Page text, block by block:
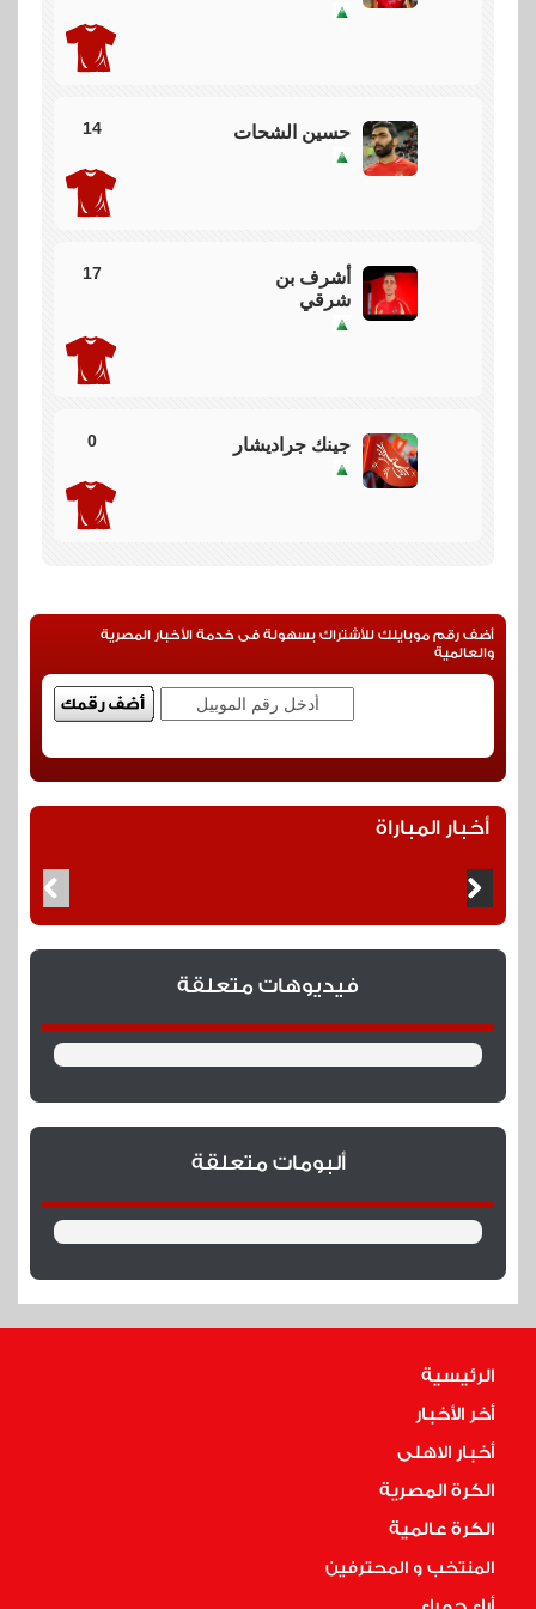
تقنية الفيديو تاكد الهدف
باللميراس يسجل هدف من المخالفة بعد كرة خاطئه من
وسام ابو علي تسكن شباك الشناوي
عرضية خطيرة من الجانب الايمن تمر بخطورة في الغمق
ويحخيي عطية الله يبعدها
وقت بدل الضائع
6 دقائق وقت بدل ضائع
45
بطاقة صفراء
بطاقة صفراء لعطية الله بعد تدخل قوي ضد لاعب
بالميراس
45
نهاية الشوط الاول بالتعادل السلبي بين الاهلي وبالميراس
45
فيجا وروكي
45
بداية الشوط الثاني
حسين الشحات 14
أشرف بن
شرقي
17
جينك جراديشار 0
أضف رقم موبايلك للأشتراك بسهولة فى خدمة الأخبار المصرية
والعالمية
أخبار المباراة
فيديوهات متعلقة
ألبومات متعلقة
الرئيسية
أخر الأخبار
أخبار الاهلى
الكرة المصرية
الكرة عالمية
المنتخب و المحترفين